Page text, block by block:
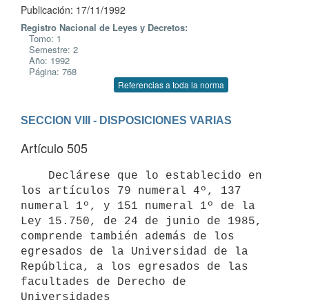
Publicación: 17/11/1992
Registro Nacional de Leyes y Decretos:
Tomo: 1
Semestre: 2
Año: 1992
Página: 768
Referencias a toda la norma
SECCION VIII - DISPOSICIONES VARIAS
Artículo 505
los artículos 79 numeral 4º, 137
numeral 1º, y 151 numeral 1º de la
Ley 15.750, de 24 de junio de 1985,
comprende también además de los
egresados de la Universidad de la
República, a los egresados de las
facultades de Derecho de
Universidades